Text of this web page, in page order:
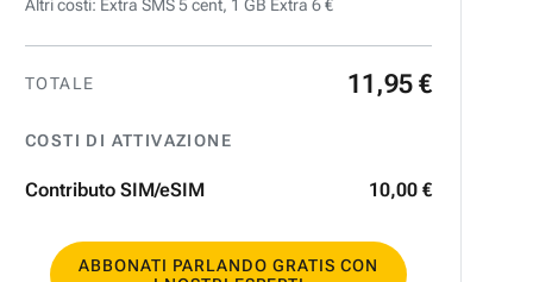
Altri costi: Extra SMS 5 cent, 1 GB Extra 6 €
TOTALE 11 ,95 €
COSTI DI ATTIVAZIONE
Contributo SIM/eSIM 10,00 €
ABBONATI PARLANDO GRATIS CON